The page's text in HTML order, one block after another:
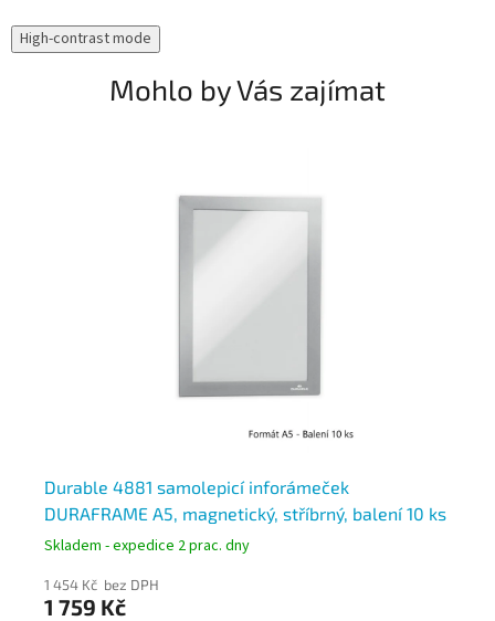
High-contrast mode
Mohlo by Vás zajímat
Durable 4881 samolepicí inforámeček
DURAFRAME A5, magnetický, stříbrný, balení 10 ks
Skladem - expedice 2 prac. dny
1 454 Kč bez DPH
1 759 Kč